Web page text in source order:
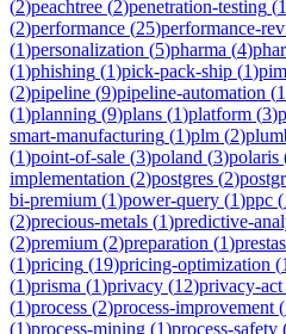
(2)peachtree (2)penetration-testing (1
(2)performance (25)performance-
(1)personalization (5)pharma (4)
(1)phishing (1)pick-pack-ship (1)pim
(2)pipeline (9)pipeline-automation (1
(1)planning (9)plans (1)platform (3)
smart-manufacturing (1)plm (2)
(1)point-of-sale (3)poland (3)polaris
implementation (2)postgres (2)
bi-premium (1)power-query (1)ppc (
(2)precious-metals (1)predictive-
(2)premium (2)preparation (1)
(1)pricing (19)pricing-optimization (1
(1)prisma (1)privacy (12)privacy-act
(1)process (2)process-improvement (
(1)process-mining (1)process-safety